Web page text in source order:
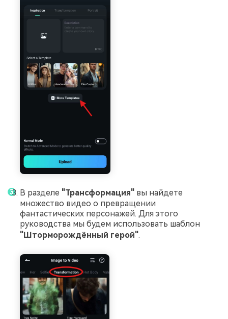
В разделе "Трансформация" вы найдете
множество видео о превращении
фантастических персонажей. Для этого
руководства мы будем использовать шаблон
"Шторморождённый герой".